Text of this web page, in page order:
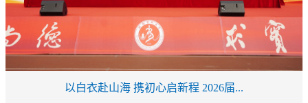
以白衣赴山海 携初心启新程 2026届...